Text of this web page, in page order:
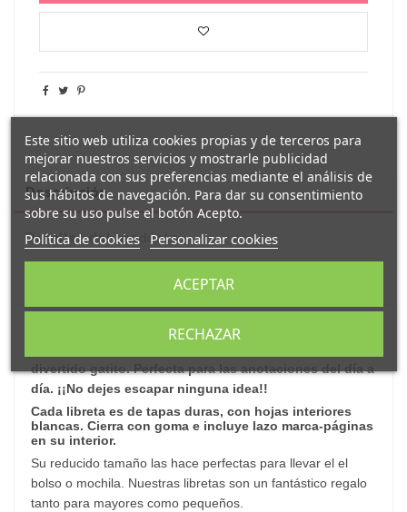
Descripción
Detalles del producto
libreta azul A5con mensaje:
divertidogatito.Perfecta para las anotaciones del día a
día. ¡¡No dejes escapar ninguna idea!!
Cada libreta es de tapas duras, con hojas interiores
blancas. Cierra con goma e incluye lazo marca-páginas
en su interior.
Su reducido tamaño las hace perfectas para llevar el el
bolso o mochila. Nuestras libretas son un fantástico regalo
tanto para mayores como pequeños.
Este sitio web utiliza cookies propias y de terceros para
mejorar nuestros servicios y mostrarle publicidad
relacionada con sus preferencias mediante el análisis de
sus hábitos de navegación. Para dar su consentimiento
sobre su uso pulse el botón Acepto.
Política de cookies Personalizar cookies
RECHAZAR
ACEPTAR